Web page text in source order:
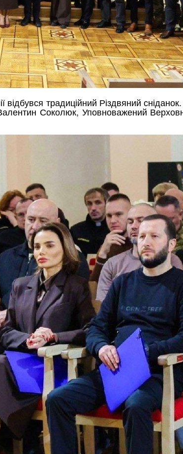
відбувся традиційний Різдвяний
Соколюк, Уповноважений